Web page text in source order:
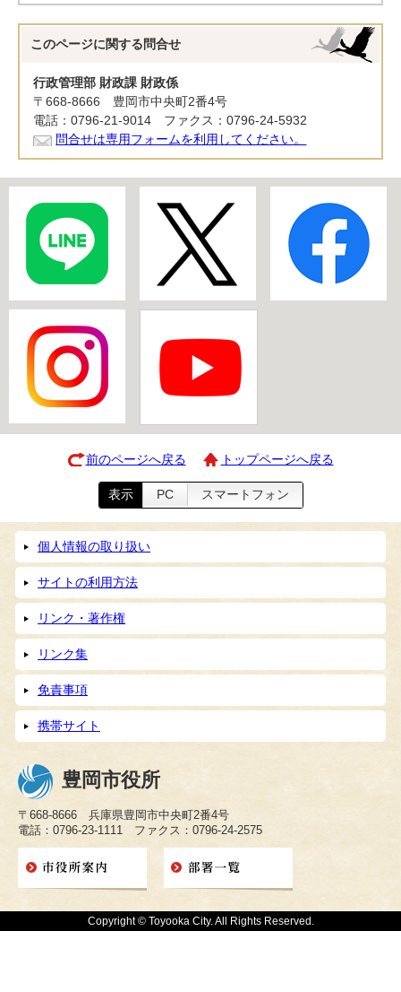
このページに関する 問合せ
行政管理部 財政課 財政係
〒668-8666 豊岡市中央町2番4号
電話：0796-21-9014 ファクス：0796-24-5932
問合せは専用フォームを利用してください。
前のページへ戻る トップページへ戻る
表示 PC スマートフォン
個人情報の取り扱い
サイトの利用方法
リンク・著作権
リンク集
免責事項
携帯サイト
豊岡市役所
〒668-8666 兵庫県豊岡市中央町2番4号
電話：0796-23-1111 ファクス：0796-24-2575
Copyright © Toyooka City. All Rights Reserved.